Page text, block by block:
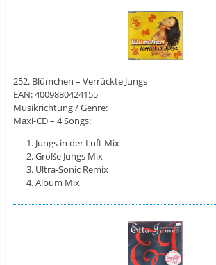
252. Blümchen – Verrückte Jungs
EAN: 4009880424155
Musikrichtung / Genre:
Maxi-CD – 4 Songs:
Jungs in der Luft Mix
Große Jungs Mix
Ultra-Sonic Remix
Album Mix